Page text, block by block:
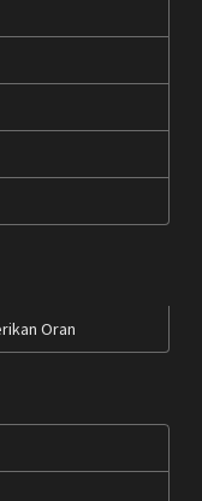
Oran